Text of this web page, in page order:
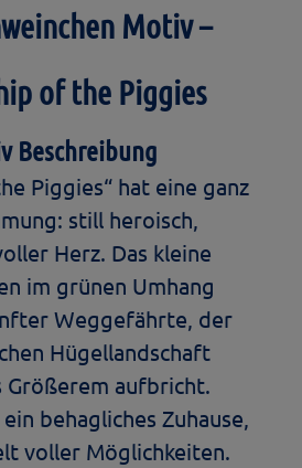
Motiv –
of the Piggies
Beschreibung
Piggies“ hat eine ganz
still heroisch,
Herz. Das kleine
im grünen Umhang
Weggefährte, der
Hügellandschaft
Größerem aufbricht.
behagliches Zuhause,
voller Möglichkeiten.